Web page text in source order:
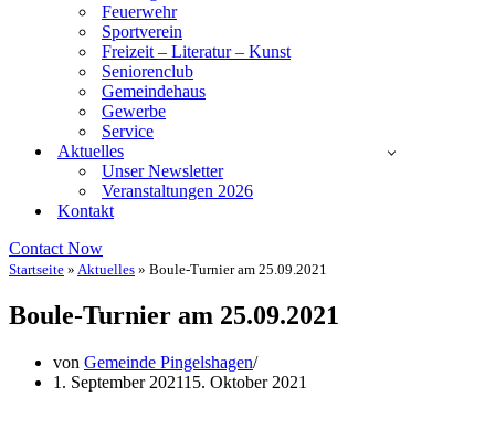
Feuerwehr
Sportverein
Freizeit – Literatur – Kunst
Seniorenclub
Gemeindehaus
Gewerbe
Service
Aktuelles
Unser Newsletter
Veranstaltungen 2026
Kontakt
Contact Now
Startseite » Aktuelles » Boule-Turnier am 25.09.2021
Boule-Turnier am 25.09.2021
von Gemeinde Pingelshagen
1. September 202115. Oktober 2021